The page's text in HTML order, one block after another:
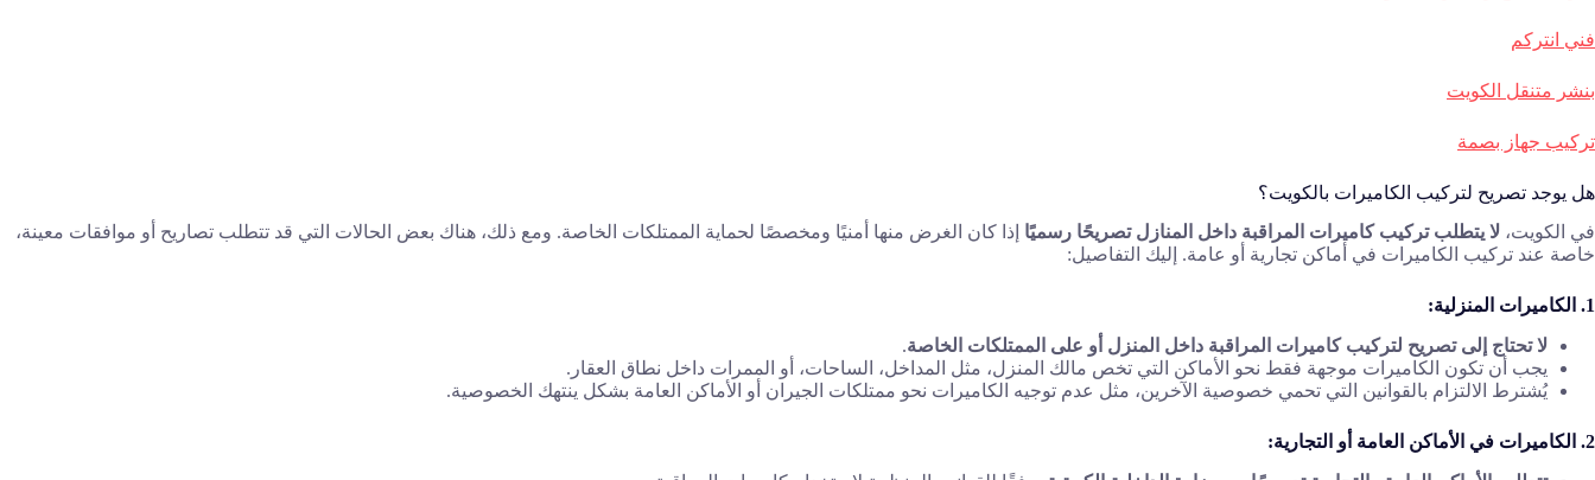
فني انتركم
بنشر متنقل الكويت
تركيب جهاز بصمة
هل يوجد تصريح لتركيب الكاميرات بالكويت؟
في الكويت، لا يتطلب تركيب كاميرات المراقبة داخل المنازل تصريحًا رسميًا إذا كان الغرض منها أمنيًا ومخصصًا لحماية الممتلكات الخاصة. ومع ذلك، هناك بعض الحالات التي قد تتطلب تصاريح أو موافقات معينة،
خاصة عند تركيب الكاميرات في أماكن تجارية أو عامة. إليك التفاصيل:
1. الكاميرات المنزلية:
لا تحتاج إلى تصريح لتركيب كاميرات المراقبة داخل المنزل أو على الممتلكات الخاصة.
يجب أن تكون الكاميرات موجهة فقط نحو الأماكن التي تخص مالك المنزل، مثل المداخل، الساحات، أو الممرات داخل نطاق العقار.
يُشترط الالتزام بالقوانين التي تحمي خصوصية الآخرين، مثل عدم توجيه الكاميرات نحو ممتلكات الجيران أو الأماكن العامة بشكل ينتهك الخصوصية.
2. الكاميرات في الأماكن العامة أو التجارية: